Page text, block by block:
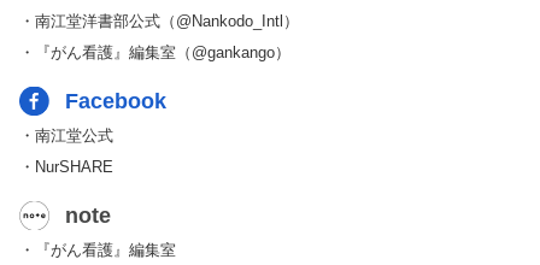
・南江堂洋書部公式（@Nankodo_Intl）
・『がん看護』編集室（@gankango）
Facebook
・南江堂公式
・NurSHARE
note
・『がん看護』編集室